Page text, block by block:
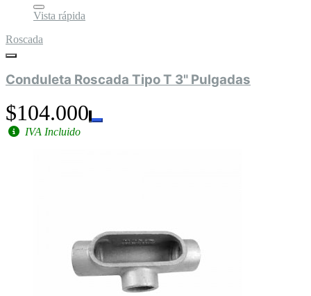
Vista rápida
Roscada
Conduleta Roscada Tipo T 3" Pulgadas
$104.000
IVA Incluido